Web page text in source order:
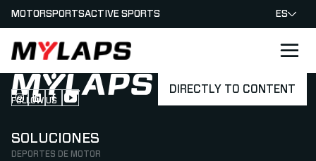
DIRECTLY TO CONTENT
LOGO MYLAPS - ESPANA
MOTORSPORTSACTIVE SPORTS ES
FOLLOW US
Follow us on Instagram (Opens in new tab)
Follow us on LinkedIn (Opens in new tab)
Follow us on Facebook (Opens in new tab)
Follow us on YouTube (Opens in new tab)
SOLUCIONES
DEPORTES DE MOTOR